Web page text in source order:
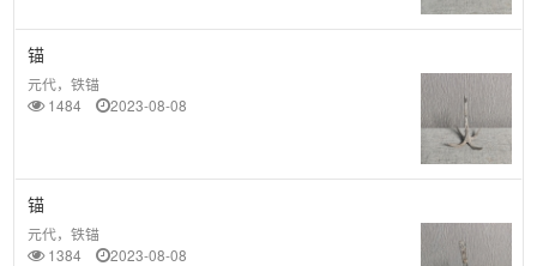
锚
元代，铁锚
1484
2023-08-08
锚
元代，铁锚
1384
2023-08-08